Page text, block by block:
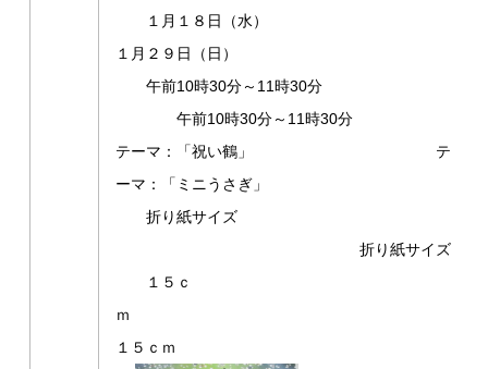
１月１８日（水）
１月２９日（日）
午前10時30分～11時30分
午前10時30分～11時30分
テーマ：「祝い鶴」 テ
ーマ：「ミニうさぎ」
折り紙サイズ
折り紙サイズ
１５ｃ
ｍ
１５ｃｍ